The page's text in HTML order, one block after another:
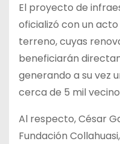
El proyecto de
oficializó con un
terreno, cuyas
beneficiarán
generando a su vez
cerca de 5 mil
Al respecto, César
Fundación